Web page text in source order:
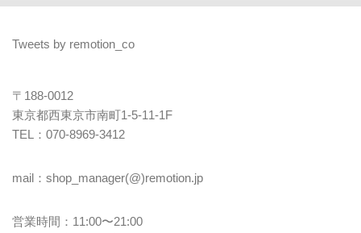
Tweets by remotion_co
〒188-0012
東京都西東京市南町1-5-11-1F
TEL：070-8969-3412
mail：shop_manager(@)remotion.jp
営業時間：11:00〜21:00